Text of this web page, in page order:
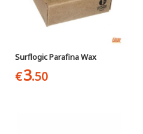
Surflogic Parafina Wax
€3.50